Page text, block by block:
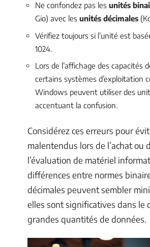
Ne confondez pas les unités
Gio) avec les unités décimales
Vérifiez toujours si l’unité est
1024.
Lors de l’affichage des capacités
certains systèmes d’exploitation
Windows peuvent utiliser des
accentuant la confusion.
Considérez ces erreurs pour
malentendus lors de l’achat ou
l’évaluation de matériel
différences entre normes
décimales peuvent sembler
elles sont significatives dans le
grandes quantités de données.